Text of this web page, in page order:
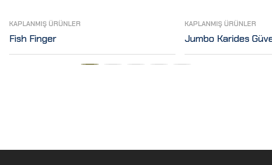
KAPLANMIŞ ÜRÜNLER
Fish Finger
KAPLANMIŞ ÜRÜNLER
Jumbo Karides